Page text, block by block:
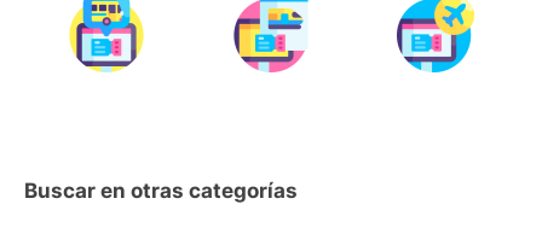
Buscar en otras categorías